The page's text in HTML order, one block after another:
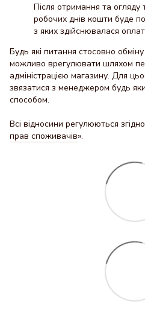
Після отримання та огляду
робочих днів кошти буде
з яких здійснювалася
Будь які питання стосовно
можливо врегулювати шляхом
адміністрацією магазину. Для
звязатися з менеджером будь
способом.
Всі відносини регулюються
прав споживачів».